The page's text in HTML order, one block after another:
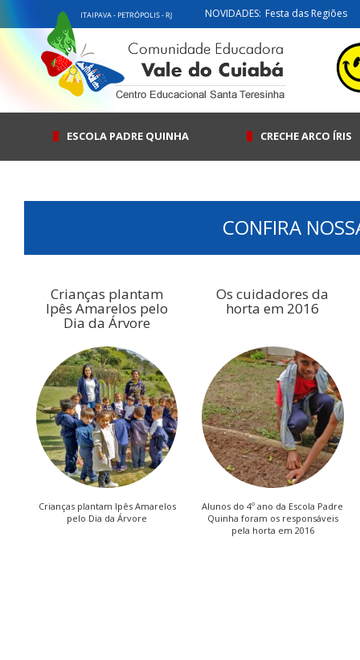
NOVIDADES: Festa das Regiões
ESCOLA PADRE QUINHA CRECHE ARCO ÍRIS
CONFIRA
Crianças plantam
Ipês Amarelos pelo
Dia da Árvore
Crianças plantam Ipês Amarelos
pelo Dia da Árvore
Os cuidadores da
horta em 2016
Alunos do 4º ano da Escola Padre
Quinha foram os responsáveis
pela horta em 2016